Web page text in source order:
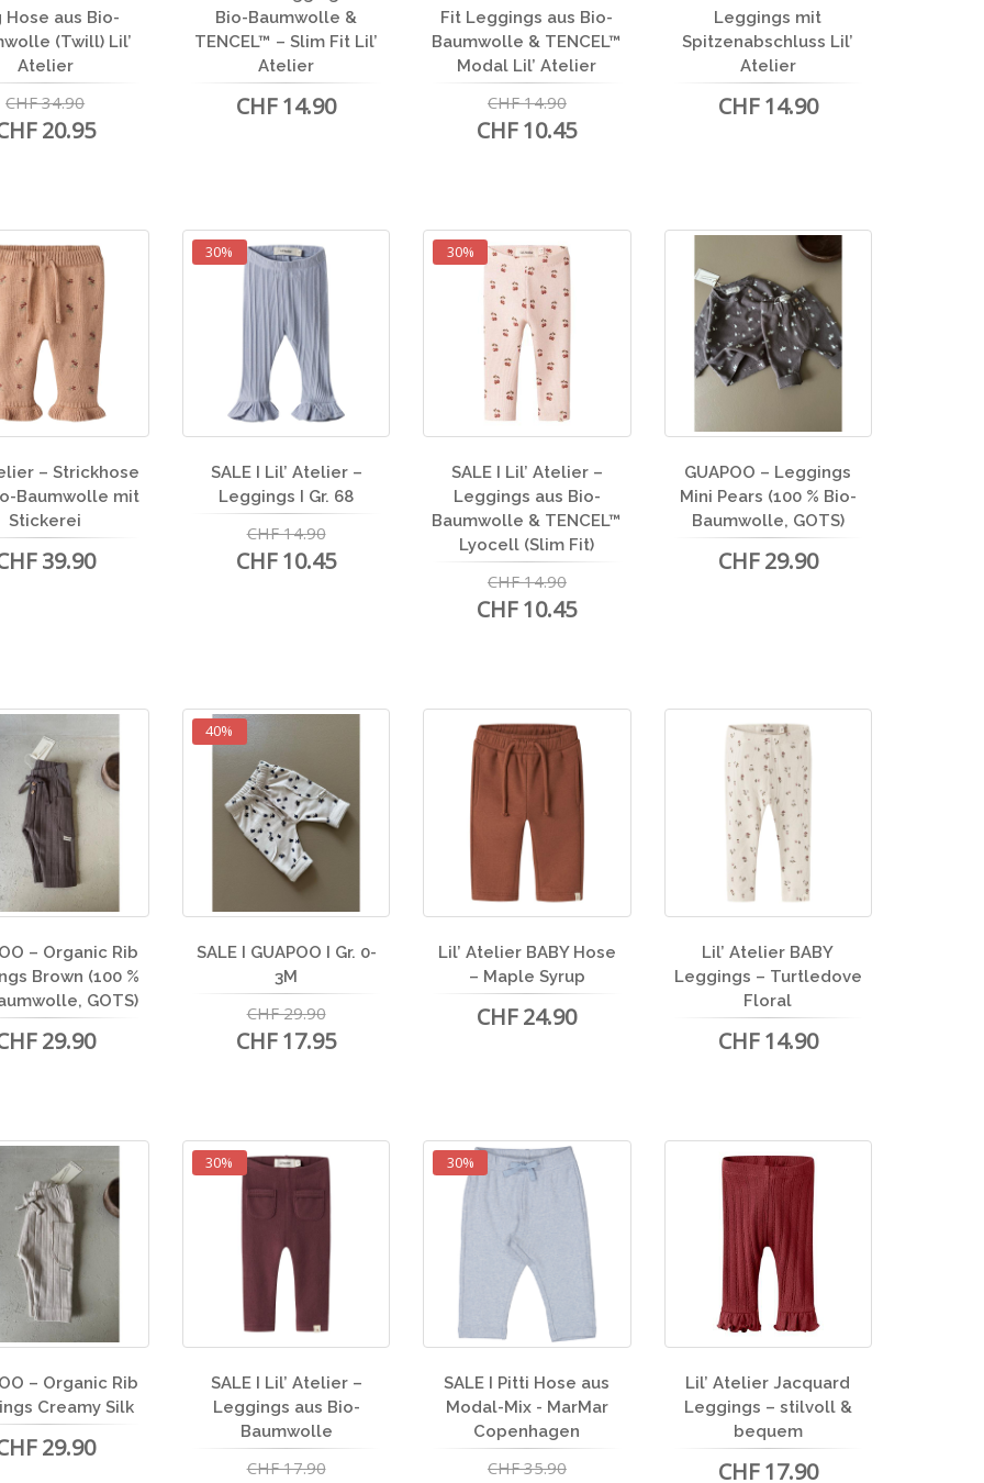
Hose aus Bio-
(Twill) Lil’
Atelier
CHF 34.90
20.95
Bio-Baumwolle &
TENCEL™ – Slim Fit Lil’
Atelier
CHF 14.90
Fit Leggings aus Bio-
Baumwolle & TENCEL™
Modal Lil’ Atelier
CHF 14.90
CHF 10.45
Leggings mit
Spitzenabschluss Lil’
Atelier
CHF 14.90
– Strickhose
Baumwolle mit
Stickerei
39.90
30%
SALE I Lil’ Atelier –
Leggings I Gr. 68
CHF 14.90
CHF 10.45
30%
SALE I Lil’ Atelier –
Leggings aus Bio-
Baumwolle & TENCEL™
Lyocell (Slim Fit)
CHF 14.90
CHF 10.45
GUAPOO – Leggings
Mini Pears (100 % Bio-
Baumwolle, GOTS)
CHF 29.90
– Organic Rib
Brown (100 %
GOTS)
29.90
40%
SALE I GUAPOO I Gr. 0-
3M
CHF 29.90
CHF 17.95
Lil’ Atelier BABY Hose
– Maple Syrup
CHF 24.90
Lil’ Atelier BABY
Leggings – Turtledove
Floral
CHF 14.90
– Organic Rib
Creamy Silk
29.90
30%
SALE I Lil’ Atelier –
Leggings aus Bio-
Baumwolle
CHF 17.90
30%
SALE I Pitti Hose aus
Modal-Mix - MarMar
Copenhagen
CHF 35.90
Lil’ Atelier Jacquard
Leggings – stilvoll &
bequem
CHF 17.90